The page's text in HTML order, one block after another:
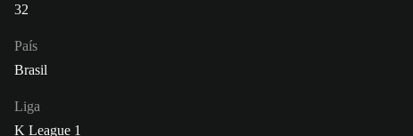
32
País
Brasil
Liga
K League 1